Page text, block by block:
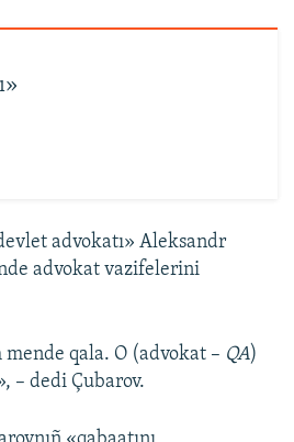
advokatı» Aleksandr
advokat vazifelerini
qala. O (advokat – QA)
– dedi Çubarov.